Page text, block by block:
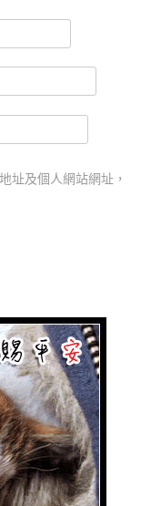
址及個人網站網址，